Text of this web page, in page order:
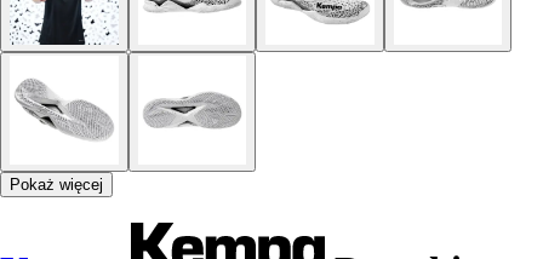
Pokaż więcej